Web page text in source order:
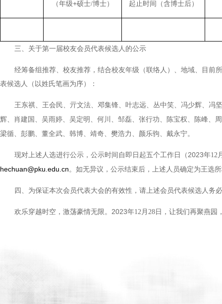
（年级+硕士/博士）
起止时间（含博士后）
三、关于第一届校友会员代表候选人的公示
经筹备组推荐、校友推荐，结合校友年级（联络人）、地域、目前
表候选人（以姓氏笔画为序）：
王东祺、王会民、亓文法、邓集锋、叶志远、丛中笑、冯少辉、
辉、肖建国、吴雨婷、吴定明、何川、邹磊、张行功、陈宝权、陈峰、
梁循、彭鹏、董全武、韩博、靖奇、樊浩力、颜乐驹、戴永宁。
现对上述人选进行公示，公示时间自即日起五个工作日（2023年12
hechuan@pku.edu.cn。如无异议，公示结束后，上述人员确定为王选
四、为保证本次会员代表大会的有效性，请上述会员代表候选人务
欢乐穿越时空，激荡豪情无限。2023年12月28日，让我们再聚燕园